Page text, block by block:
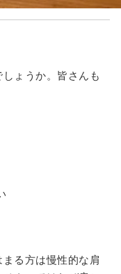
ょうか。皆さんも
る方は慢性的な肩